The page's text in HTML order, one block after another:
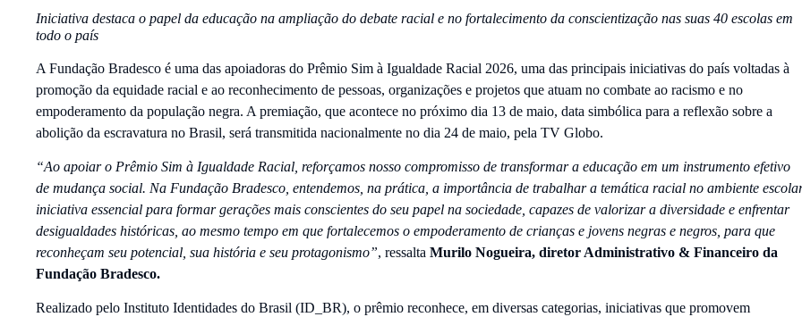
Iniciativa destaca o papel da educação na ampliação do debate racial e no fortalecimento da conscientização nas suas 40 escolas em
todo o país
A Fundação Bradesco é uma das apoiadoras do Prêmio Sim à Igualdade Racial 2026, uma das principais iniciativas do país voltadas à
promoção da equidade racial e ao reconhecimento de pessoas, organizações e projetos que atuam no combate ao racismo e no
empoderamento da população negra. A premiação, que acontece no próximo dia 13 de maio, data simbólica para a reflexão sobre a
abolição da escravatura no Brasil, será transmitida nacionalmente no dia 24 de maio, pela TV Globo.
“Ao apoiar o Prêmio Sim à Igualdade Racial, reforçamos nosso compromisso de transformar a educação em um instrumento efetivo
de mudança social. Na Fundação Bradesco, entendemos, na prática, a importância de trabalhar a temática racial no ambiente
iniciativa essencial para formar gerações mais conscientes do seu papel na sociedade, capazes de valorizar a diversidade e enfrentar
desigualdades históricas, ao mesmo tempo em que fortalecemos o empoderamento de crianças e jovens negras e negros, para que
reconheçam seu potencial, sua história e seu protagonismo”, ressalta Murilo Nogueira, diretor Administrativo & Financeiro da
Fundação Bradesco.
Realizado pelo Instituto Identidades do Brasil (ID_BR), o prêmio reconhece, em diversas categorias, iniciativas que promovem